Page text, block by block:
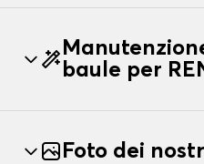
baule per
Foto dei